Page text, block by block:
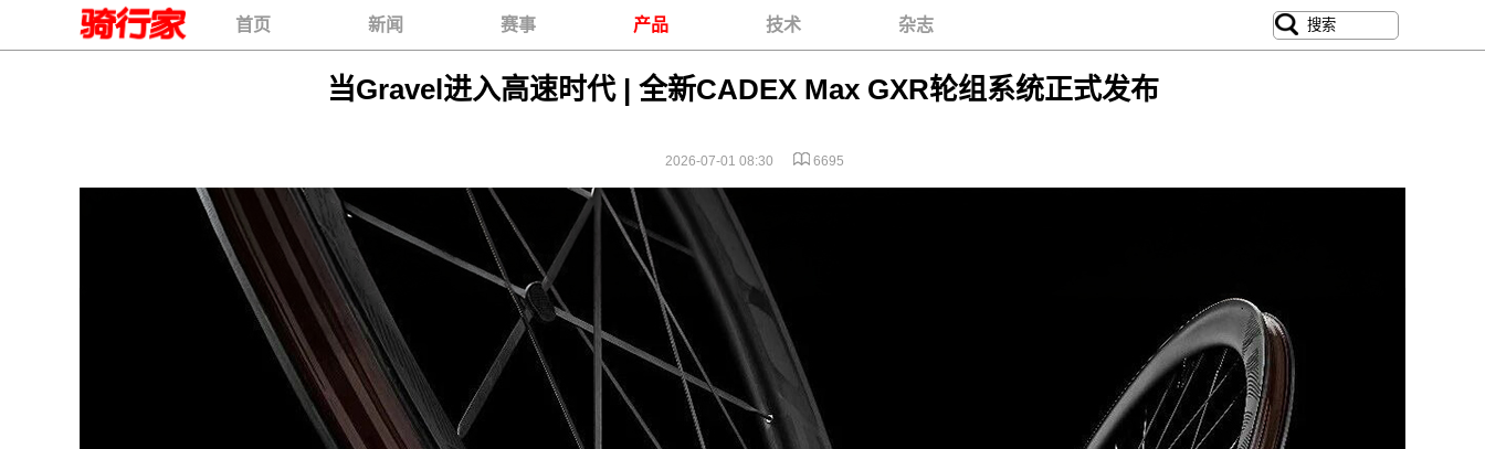
首页 新闻 赛事 产品 技术 杂志
当Gravel进入高速时代 | 全新CADEX Max GXR轮组系统正式发布
2026-07-01 08:30 6695